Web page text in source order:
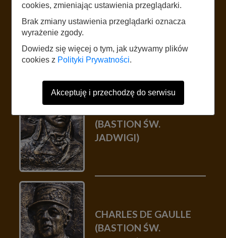
MARSZAŁEK JÓZEF
PIŁSUDSKI
(BASTION ŚW.
JADWIGI)
CHARLES DE GAULLE
(BASTION ŚW.
cookies, zmieniając ustawienia przeglądarki.
Brak zmiany ustawienia przeglądarki oznacza
wyrażenie zgody.
Dowiedz się więcej o tym, jak używamy plików
cookies z Polityki Prywatności.
Akceptuję i przechodzę do serwisu